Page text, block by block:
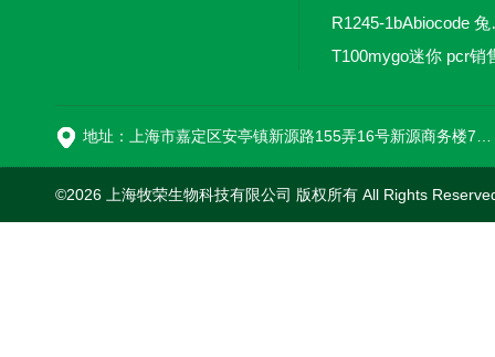
T100mygo迷你 pcr销
©2026 上海牧荣生物科技有限公司 版权所有 All Rights